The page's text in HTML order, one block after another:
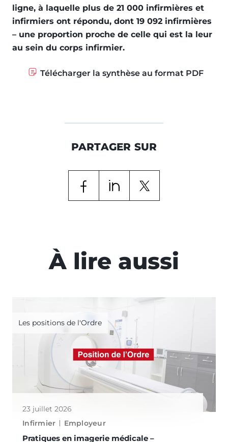
ligne, à laquelle plus de 21 000 infirmières et
infirmiers ont répondu, dont 19 092 infirmières
– une proportion proche de celle qui est la leur
au sein du corps infirmier.
Télécharger la synthèse au format PDF
PARTAGER SUR
À lire aussi
Les positions de l'Ordre
23 juillet 2026
Infirmier
Employeur
Pratiques en imagerie médicale –